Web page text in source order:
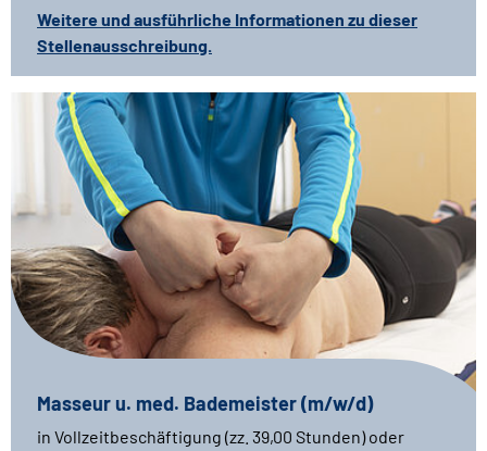
Weitere und ausführliche Informationen zu dieser
Stellenausschreibung.
Masseur u. med. Bademeister (m/w/d)
in Vollzeitbeschäftigung (zz. 39,00 Stunden) oder